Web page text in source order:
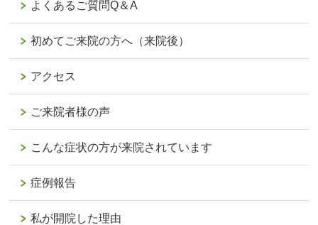
よくあるご質問Q＆A
初めてご来院の方へ（来院後）
アクセス
ご来院者様の声
こんな症状の方が来院されています
症例報告
私が開院した理由